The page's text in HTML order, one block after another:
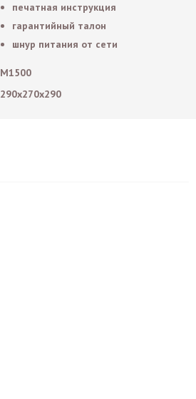
печатная инструкция
гарантийный талон
шнур питания от сети
M1500
290x270x290